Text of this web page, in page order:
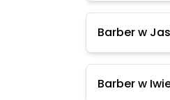
Barber w
Barber w